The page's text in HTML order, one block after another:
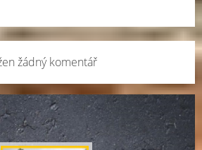
žádný komentář